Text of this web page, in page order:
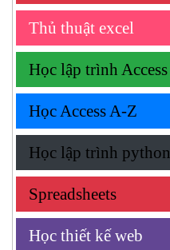
Thủ thuật excel
Học lập trình Access
Học Access A-Z
Học lập trình python
Spreadsheets
Học thiết kế web